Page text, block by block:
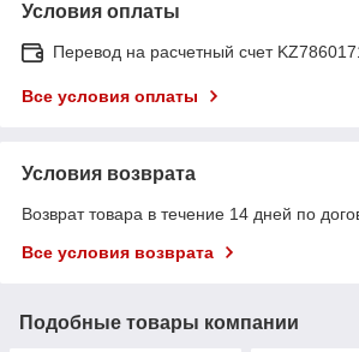
Условия оплаты
Перевод на расчетный счет
Все условия оплаты
Условия возврата
Возврат товара в течение 14 дней по
Все условия возврата
Подобные товары компании